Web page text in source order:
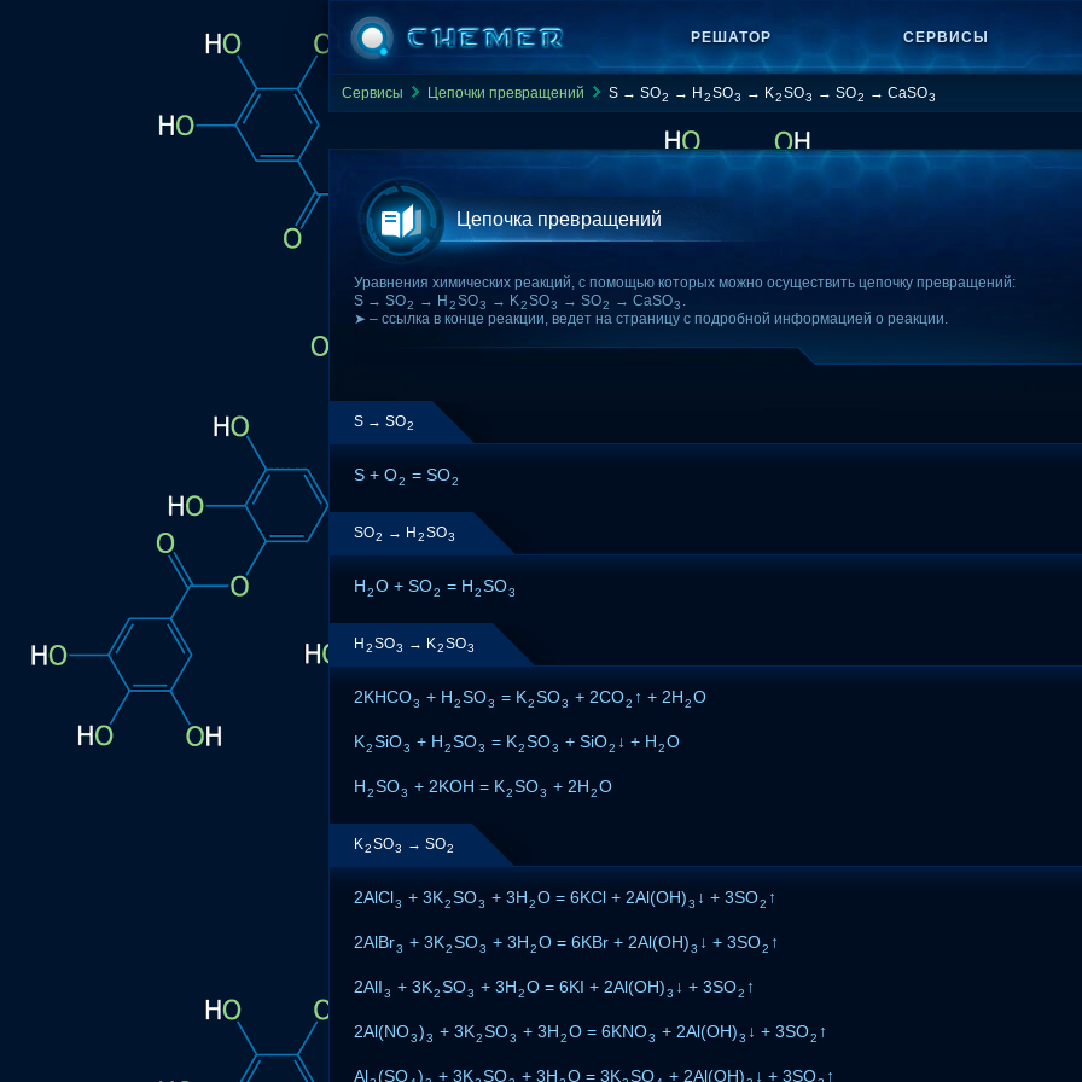
РЕШАТОР СЕРВИСЫ
Сервисы Цепочки превращений S → SO2 → H 2SO3 → K2SO3 → SO2 → CaSO3
Цепочка превращений
Уравнения химических реакций, с помощью которых можно осуществить цепочку превращений:
S → SO2 → H 2SO3 → K2SO3 → SO2 → CaSO3 .
➤ – ссылка в конце реакции, ведет на страницу с подробной информацией о реакции.
S → SO2
S + O2 = SO2
SO2 → H 2SO3
H2O + SO2 = H2SO3
H 2SO3 → K2SO3
2KHCO3 + H2SO3 = K2SO3 + 2CO2 ↑ + 2H2O
K2SiO3 + H2SO3 = K2SO3 + SiO2 ↓ + H2O
H2SO3 + 2KOH = K2SO3 + 2H2O
K2SO3 → SO2
2AlCl3 + 3K2SO3 + 3H2O = 6KCl + 2Al(OH)3 ↓ + 3SO2 ↑
2AlBr3 + 3K2SO3 + 3H2O = 6KBr + 2Al(OH)3 ↓ + 3SO2 ↑
2AlI3 + 3K2SO3 + 3H2O = 6KI + 2Al(OH)3 ↓ + 3SO2 ↑
2Al(NO3)3 + 3K2SO3 + 3H2O = 6KNO3 + 2Al(OH)3 ↓ + 3SO2 ↑
Al (SO ) + 3K SO + 3H O = 3K SO + 2Al(OH) ↓ + 3SO ↑